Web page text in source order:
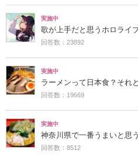
実施中
歌が上手だと思うホロライ
回答数：23892
実施中
ラーメンって日本食？それ
回答数：19669
実施中
神奈川県で一番うまいと思
回答数：8512